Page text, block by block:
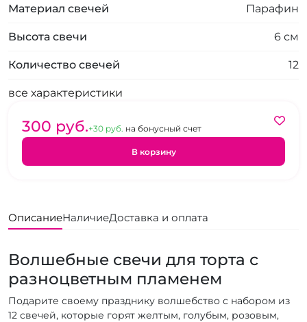
Материал свечей Парафин
Высота свечи 6 см
Количество свечей 12
все характеристики
300 pуб.+30 pуб. на бонусный счет
В корзину
ОписаниеНаличиеДоставка и оплата
Волшебные свечи для торта с
разноцветным пламенем
Подарите своему празднику волшебство с набором из
12 свечей, которые горят желтым, голубым, розовым,